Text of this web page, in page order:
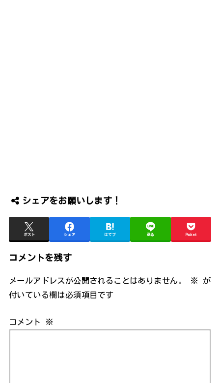
シェアをお願いします！
ポスト シェア はてブ 送る Pocket
コメントを残す
メールアドレスが公開されることはありません。 ※
が
付いている欄は必須項目です
コメント ※